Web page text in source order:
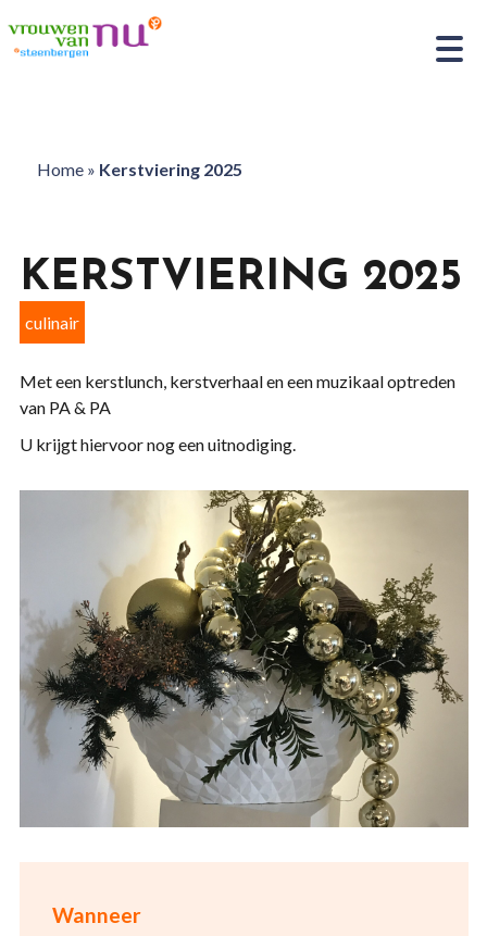
Home» Kerstviering 2025
Wanneer
KERSTVIERING 2025
culinair
Met een kerstlunch, kerstverhaal en een muzikaal optreden
van PA & PA
U krijgt hiervoor nog een uitnodiging.